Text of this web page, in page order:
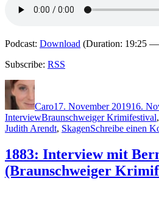
Podcast: Download (Duration: 19:25
Subscribe: RSS
Autor
Caro17. November 201916.
InterviewSchlagwörter
Braunschweiger Krimifestival,
Judith Arendt, SkagenSchreibe einen
1883: Interview mit
(Braunschweiger